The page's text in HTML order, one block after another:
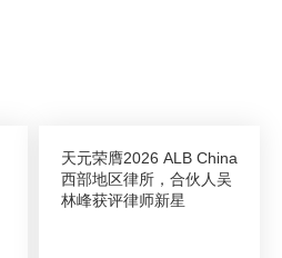
天元荣膺2026 ALB China
西部地区律所，合伙人吴
林峰获评律师新星